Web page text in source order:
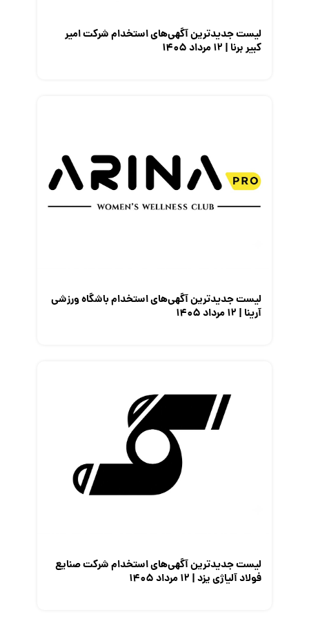
لیست جدیدترین آگهی‌های استخدام شرکت امیر
کبیر برنا | ۱۲ مرداد ۱۴۰۵
لیست جدیدترین آگهی‌های استخدام باشگاه ورزشی
آرینا | ۱۲ مرداد ۱۴۰۵
لیست جدیدترین آگهی‌های استخدام شرکت صنایع
فولاد آلیاژی یزد | ۱۲ مرداد ۱۴۰۵